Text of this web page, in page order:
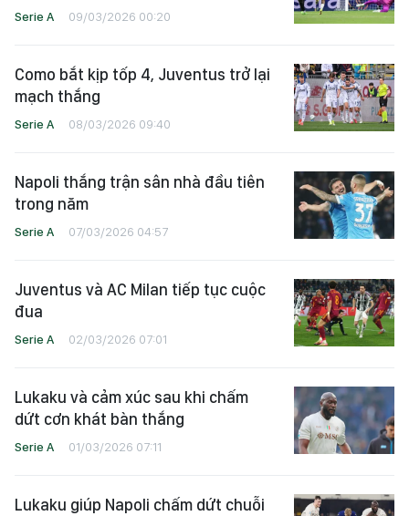
Serie A 09/03/2026 00:20
Como bắt kịp tốp 4, Juventus trở lại
mạch thắng
Serie A 08/03/2026 09:40
Napoli thắng trận sân nhà đầu tiên
trong năm
Serie A 07/03/2026 04:57
Juventus và AC Milan tiếp tục cuộc
đua
Serie A 02/03/2026 07:01
Lukaku và cảm xúc sau khi chấm
dứt cơn khát bàn thắng
Serie A 01/03/2026 07:11
Lukaku giúp Napoli chấm dứt chuỗi